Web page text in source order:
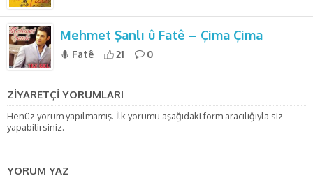
Mehmet Şanlı û Fatê – Çima Çima
Fatê 21 0
ZİYARETÇİ YORUMLARI
Henüz yorum yapılmamış. İlk yorumu aşağıdaki form aracılığıyla siz
yapabilirsiniz.
YORUM YAZ